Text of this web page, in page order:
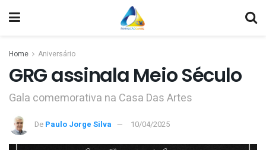
Home Aniversário
GRG assinala Meio Século
Gala comemorativa na Casa Das Artes
De Paulo Jorge Silva 10/04/2025